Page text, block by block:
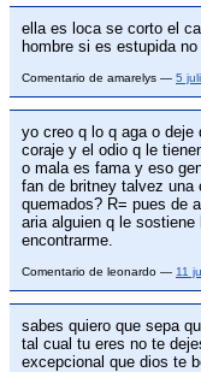
ella es loca se corto el
hombre si es estupida
Comentario de amarelys — 5
yo creo q lo q aga o
coraje y el odio q le
o mala es fama y eso
fan de britney talvez una
quemados? R= pues de
aria alguien q le
encontrarme.
Comentario de leonardo — 11
sabes quiero que sepa
tal cual tu eres no te
excepcional que dios te